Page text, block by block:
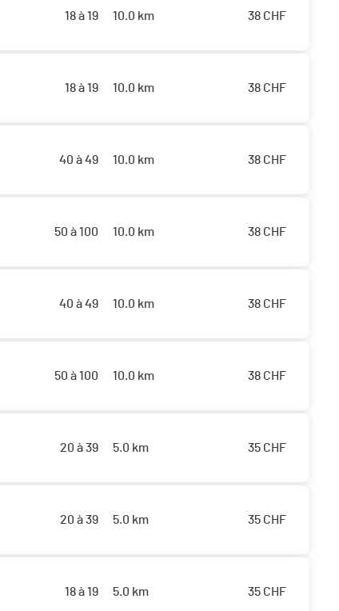
18 à 19 10.0 km 38 CHF
18 à 19 10.0 km 38 CHF
40 à 49 10.0 km 38 CHF
50 à 100 10.0 km 38 CHF
40 à 49 10.0 km 38 CHF
50 à 100 10.0 km 38 CHF
20 à 39 5.0 km 35 CHF
20 à 39 5.0 km 35 CHF
18 à 19 5.0 km 35 CHF